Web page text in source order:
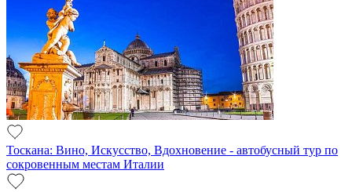
Тоскана: Вино, Искусство, Вдохновение - автобусный тур по
сокровенным местам Италии